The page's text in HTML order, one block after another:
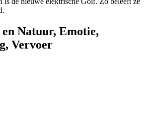
Natuur, Emotie,
, Vervoer